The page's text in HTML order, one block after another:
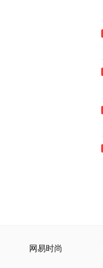
网易时尚